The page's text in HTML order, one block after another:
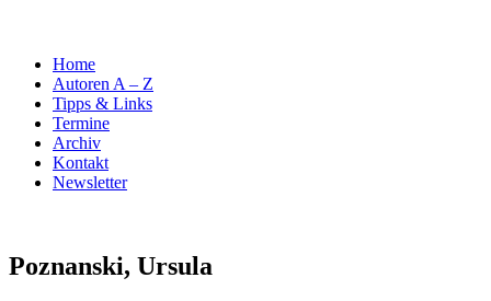
Home
Autoren A – Z
Tipps & Links
Termine
Archiv
Kontakt
Newsletter
Poznanski, Ursula